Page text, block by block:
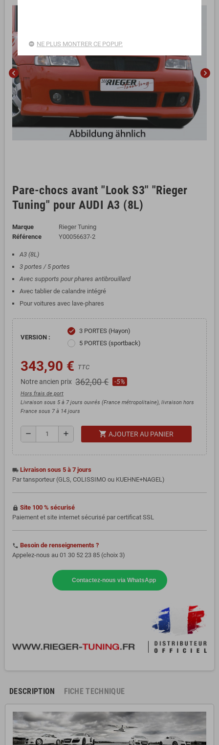
chevron_left chevron_right
Pare-chocs avant "Look S3" "Rieger
Tuning" pour AUDI A3 (8L)
Marque
Rieger Tuning
Référence
Y00056637-2
A3 (8L)
3 portes / 5 portes
Avec supports pour phares antibrouillard
Avec tablier de calandre intégré
Pour voitures avec lave-phares
VERSION :
check
3 PORTES (Hayon)
5 PORTES (sportback)
343,90 € TTC
Notre ancien prix 362,00 € -5%
Hors frais de port
Livraison sous 5 à 7 jours ouvrés (France métropolitaine), livraison hors
France sous 7 à 14 jours
remove add shopping_cart AJOUTER AU PANIER
local_shipping Livraison sous 5 à 7 jours
Par tansporteur (GLS, COLISSIMO ou KUEHNE+NAGEL)
https Site 100 % sécurisé
Paiement et site internet sécurisé par certificat SSL
phone Besoin de renseignements ?
Appelez-nous au 01 30 52 23 85 (choix 3)
Contactez-nous via WhatsApp
DESCRIPTION FICHE TECHNIQUE
NE PLUS MONTRER CE POPUP.